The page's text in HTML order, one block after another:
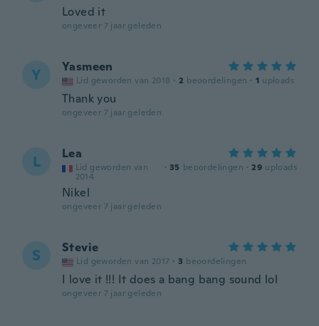
Loved it
ongeveer 7 jaar geleden
Y Yasmeen
Lid geworden van 2018 · 2 beoordelingen · 1 uploads
Thank you
ongeveer 7 jaar geleden
L Lea
Lid geworden van
2014
· 35 beoordelingen · 29 uploads
Nikel
ongeveer 7 jaar geleden
S Stevie
Lid geworden van 2017 · 3 beoordelingen
I love it !!! It does a bang bang sound lol
ongeveer 7 jaar geleden